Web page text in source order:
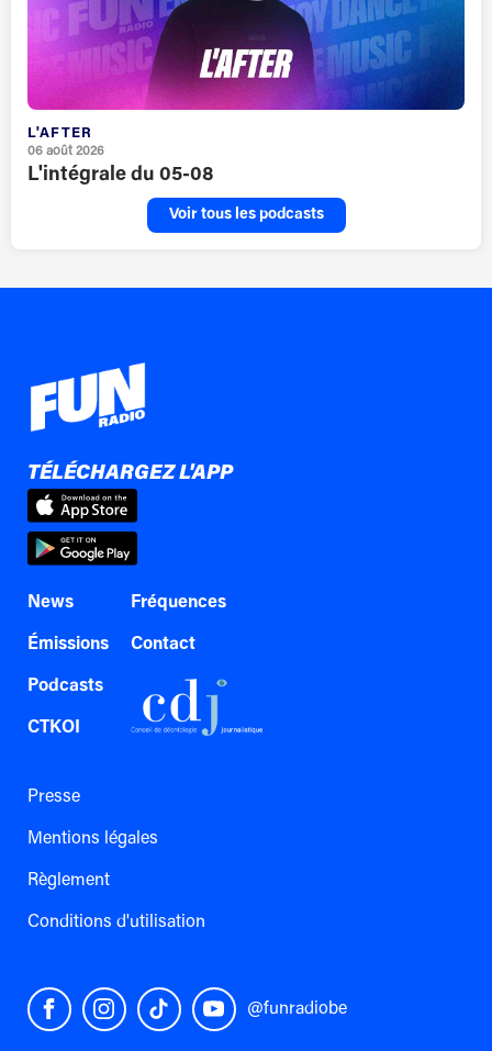
L'AFTER
06 août 2026
L'intégrale du 05-08
Voir tous les podcasts
TÉLÉCHARGEZ L'APP
News
Émissions
Podcasts
CTKOI
Fréquences
Contact
Presse
Mentions légales
Règlement
Conditions d'utilisation
@funradiobe